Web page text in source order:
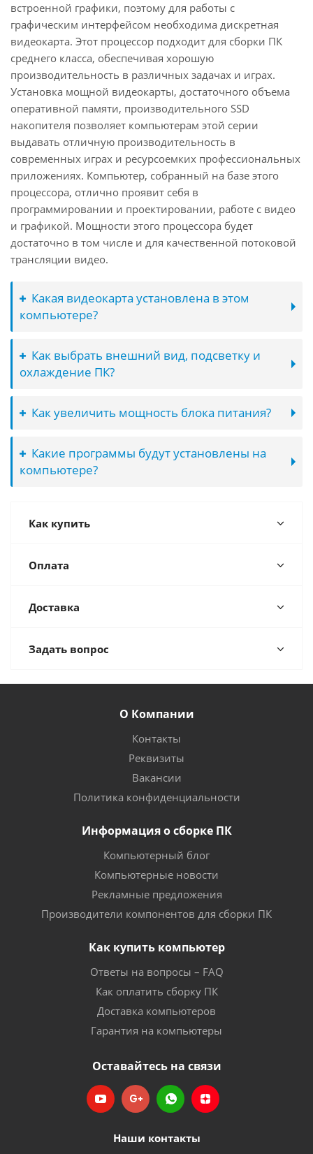
встроенной графики, поэтому для работы с
графическим интерфейсом необходима дискретная
видеокарта. Этот процессор подходит для сборки ПК
среднего класса, обеспечивая хорошую
производительность в различных задачах и играх.
Установка мощной видеокарты, достаточного объема
оперативной памяти, производительного SSD
накопителя позволяет компьютерам этой серии
выдавать отличную производительность в
современных играх и ресурсоемких профессиональных
приложениях. Компьютер, собранный на базе этого
процессора, отлично проявит себя в
программировании и проектировании, работе с видео
и графикой. Мощности этого процессора будет
достаточно в том числе и для качественной потоковой
трансляции видео.
Какая видеокарта установлена в этом
компьютере?
Как выбрать внешний вид, подсветку и
охлаждение ПК?
Как увеличить мощность блока питания?
Какие программы будут установлены на
компьютере?
Как купить
Оплата
Доставка
Задать вопрос
О Компании
Контакты
Реквизиты
Вакансии
Политика конфиденциальности
Информация о сборке ПК
Компьютерный блог
Компьютерные новости
Рекламные предложения
Производители компонентов для сборки ПК
Как купить компьютер
Ответы на вопросы – FAQ
Как оплатить сборку ПК
Доставка компьютеров
Гарантия на компьютеры
Оставайтесь на связи
Наши контакты